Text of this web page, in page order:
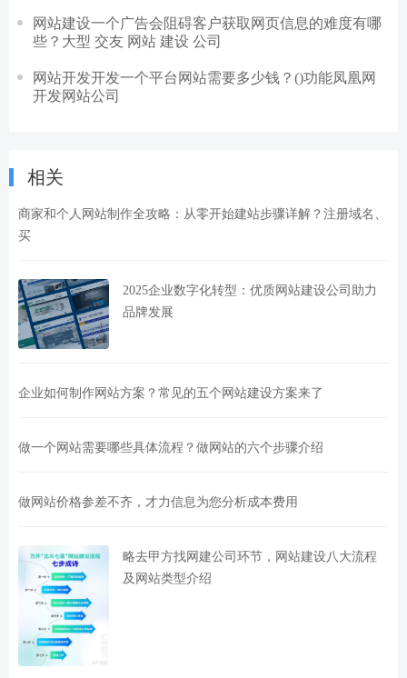
网站建设一个广告会阻碍客户获取网页信息的难度有哪
些？大型 交友 网站 建设 公司
网站开发开发一个平台网站需要多少钱？()功能凤凰网
开发网站公司
相关
商家和个人网站制作全攻略：从零开始建站步骤详解？注册域名、
买
2025企业数字化转型：优质网站建设公司助力
品牌发展
企业如何制作网站方案？常见的五个网站建设方案来了
做一个网站需要哪些具体流程？做网站的六个步骤介绍
做网站价格参差不齐，才力信息为您分析成本费用
略去甲方找网建公司环节，网站建设八大流程
及网站类型介绍